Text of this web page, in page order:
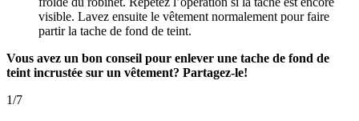
visible. Lavez ensuite le vêtement normalement pour faire
partir la tache de fond de teint.
Vous avez un bon conseil pour enlever une tache de fond de
teint incrustée sur un vêtement? Partagez-le!
1/7